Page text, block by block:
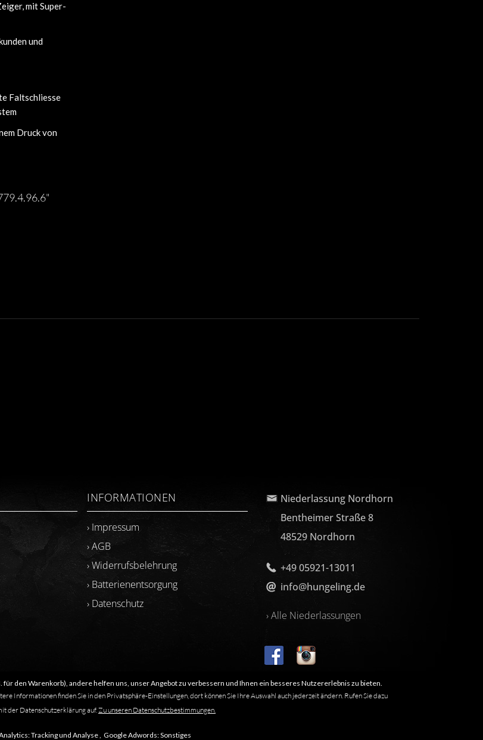
mit Super-
und
Faltschliesse
Druck von
INFORMATIONEN
› Impressum
› AGB
› Widerrufsbelehrung
› Batterienentsorgung
› Datenschutz
Niederlassung Nordhorn
Bentheimer Straße 8
48529 Nordhorn
+49 05921-13011
info@hungeling.de
› Alle Niederlassungen
​Letzte Aktualisierung: 06.2026
gemacht. Das Fehlen einer solchen Kennzeichnung bedeutet nicht, dass es sich um einen freien Namen im Sinne des
den Warenkorb), andere helfen uns, unser Angebot zu verbessern und Ihnen ein besseres Nutzererlebnis zu bieten.
Informationen finden Sie in den Privatsphäre-Einstellungen, dort können Sie Ihre Auswahl auch jederzeit ändern. Rufen Sie dazu
der Datenschutzerklärung auf.Zu unseren Datenschutzbestimmungen.
Tracking und Analyse , Google Adwords:Sonstiges